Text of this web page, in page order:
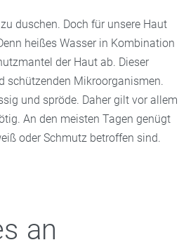
duschen. Doch für unsere Haut
heißes Wasser in Kombination
der Haut ab. Dieser
schützenden Mikroorganismen.
und spröde. Daher gilt vor allem
An den meisten Tagen genügt
oder Schmutz betroffen sind.
an